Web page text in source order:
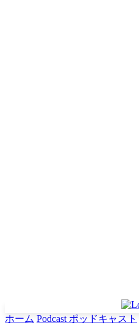
ホーム Podcast ポッドキャスト